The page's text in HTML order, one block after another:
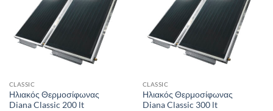
CLASSIC
Ηλιακός Θερμοσίφωνας
Diana Classic 200 lt
CLASSIC
Ηλιακός Θερμοσίφωνας
Diana Classic 300 lt